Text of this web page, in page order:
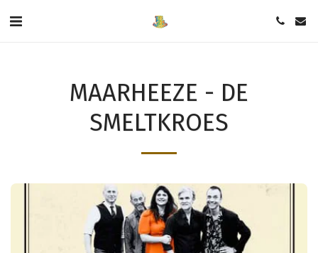
MAARHEEZE - DE
SMELTKROES